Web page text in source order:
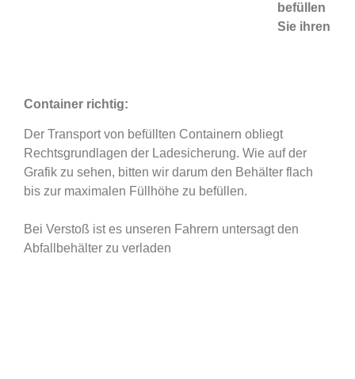
befüllen
Sie ihren
Container richtig:
Der Transport von befüllten Containern obliegt
Rechtsgrundlagen der Ladesicherung. Wie auf der
Grafik zu sehen, bitten wir darum den Behälter flach
bis zur maximalen Füllhöhe zu befüllen.
Bei Verstoß ist es unseren Fahrern untersagt den
Abfallbehälter zu verladen